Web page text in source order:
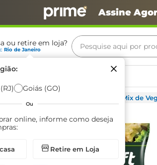
Assine
ou retire em loja?
Rio de Janeiro
Goiás (GO)
Ou
online, informe como deseja
Retire em Loja
Pesquise aqui por
Mix de
Termos mais
café
azeite